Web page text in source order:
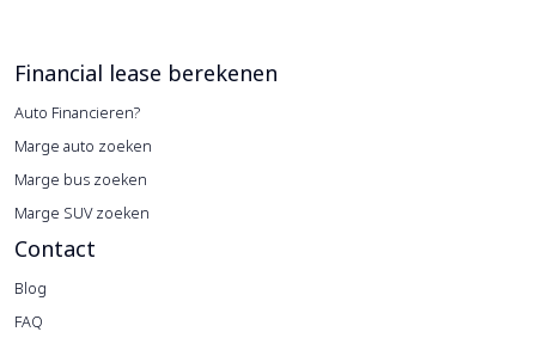
Financial lease berekenen
Auto Financieren?
Marge auto zoeken
Marge bus zoeken
Marge SUV zoeken
Contact
Blog
FAQ